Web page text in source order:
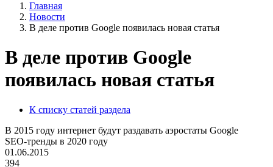
Главная
Новости
В деле против Google появилась новая статья
В деле против Google
появилась новая статья
К списку статей раздела
В 2015 году интернет будут раздавать аэростаты Google
SEO-тренды в 2020 году
01.06.2015
394